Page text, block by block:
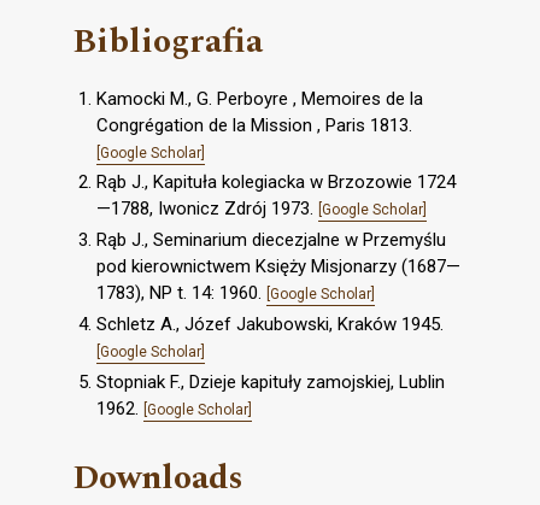
Bibliografia
Kamocki M., G. Perboyre , Memoires de la
Congrégation de la Mission , Paris 1813.
[Google Scholar]
Rąb J., Kapituła kolegiacka w Brzozowie 1724
—1788, Iwonicz Zdrój 1973. [Google Scholar]
Rąb J., Seminarium diecezjalne w Przemyślu
pod kierownictwem Księży Misjonarzy (1687—
1783), NP t. 14: 1960. [Google Scholar]
Schletz A., Józef Jakubowski, Kraków 1945.
[Google Scholar]
Stopniak F., Dzieje kapituły zamojskiej, Lublin
1962.
[Google Scholar]
Downloads